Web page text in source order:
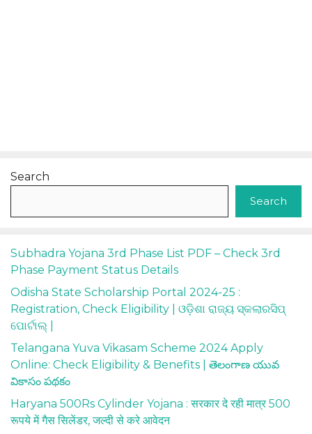
Search
Search
Subhadra Yojana 3rd Phase List PDF – Check 3rd
Phase Payment Status Details
Odisha State Scholarship Portal 2024-25 :
Registration, Check Eligibility | ଓଡ଼ିଶା ରାଜ୍ୟ ସ୍କଲାରସିପ୍
ପୋର୍ଟାଲ୍ |
Telangana Yuva Vikasam Scheme 2024 Apply
Online: Check Eligibility & Benefits | తెలంగాణ యువ
వికాసం పథకం
Haryana 500Rs Cylinder Yojana : सरकार दे रही मात्र 500
रूपये में गैस सिलेंडर, जल्दी से करे आवेदन